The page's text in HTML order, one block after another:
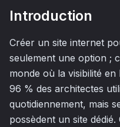
Introduction
Créer un site internet
seulement une option ;
monde où la visibilité
96 % des architectes
quotidiennement, mais
possèdent un site